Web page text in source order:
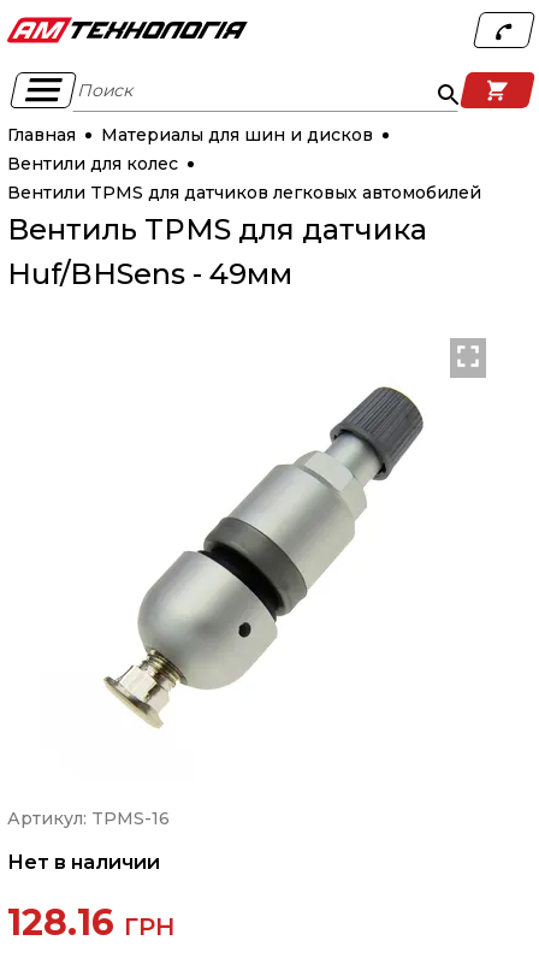
Поиск
Главная
Материалы для шин и дисков
Вентили для колес
Вентили TPMS для датчиков легковых автомобилей
Вентиль TPMS для датчика
Huf/BHSens - 49мм
Артикул: TPMS-16
Нет в наличии
128.16 ГРН